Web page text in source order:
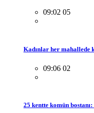
09:02 05
Kadınlar her mahallede
09:06 02
25 kentte komün